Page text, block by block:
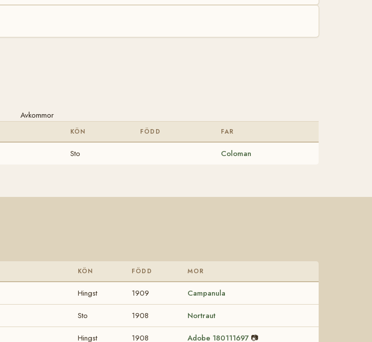
Avkommor
KÖN FÖDD FAR
Sto Coloman
KÖN FÖDD MOR
Hingst 1909 Campanula
Sto 1908 Nortraut
Hingst 1908 Adobe 180111697 📷